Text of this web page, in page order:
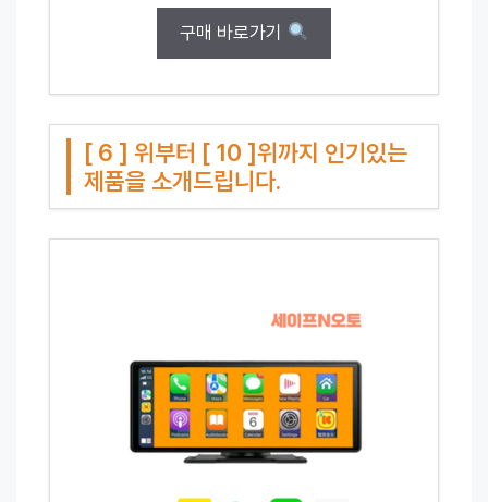
구매 바로가기
[ 6 ] 위부터 [ 10 ]위까지 인기있는
제품을 소개드립니다.